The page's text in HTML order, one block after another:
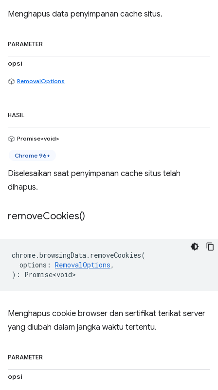
Menghapus data penyimpanan cache situs.
PARAMETER
opsi
RemovalOptions
HASIL
Promise<void>
Chrome 96+
Diselesaikan saat penyimpanan cache situs telah
dihapus.
removeCookies()
chrome.browsingData. removeCookies(
options : RemovalOptions,
) : Promise<void>
Menghapus cookie browser dan sertifikat terikat server
yang diubah dalam jangka waktu tertentu.
PARAMETER
opsi